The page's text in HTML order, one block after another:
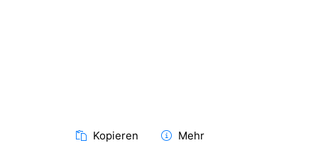
Kopieren Mehr